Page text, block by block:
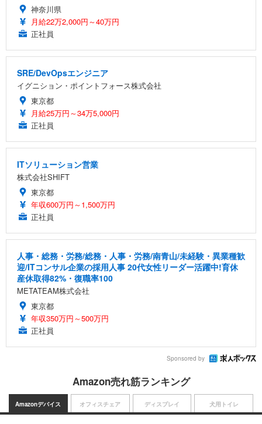
神奈川県
月給22万2,000円～40万円
正社員
SRE/DevOpsエンジニア
イグニション・ポイントフォース株式会社
東京都
月給25万円～34万5,000円
正社員
ITソリューション営業
株式会社SHIFT
東京都
年収600万円～1,500万円
正社員
人事・総務・労務/総務・人事・労務/南青山/未経験・異業種歓
迎/ITコンサル企業の採用人事 20代女性リーダー活躍中!育休
産休取得82%・復職率100
METATEAM株式会社
東京都
年収350万円～500万円
正社員
Sponsored by
Amazon売れ筋ランキング
Amazonデバイス オフィスチェア ディスプレイ 犬用トイレ